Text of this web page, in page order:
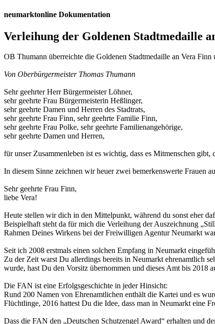
neumarktonline Dokumentation
Verleihung der Goldenen Stadtmedaille
OB Thumann überreichte die Goldenen Stadtmedaille an Vera Finn
Von Oberbürgermeister Thomas Thumann
Sehr geehrter Herr Bürgermeister Löhner,
sehr geehrte Frau Bürgermeisterin Heßlinger,
sehr geehrte Damen und Herren des Stadtrats,
sehr geehrte Frau Finn, sehr geehrte Familie Finn,
sehr geehrte Frau Polke, sehr geehrte Familienangehörige,
sehr geehrte Damen und Herren,
für unser Zusammenleben ist es wichtig, dass es Mitmenschen
In diesem Sinne zeichnen wir heuer zwei bemerkenswerte Frauen
Sehr geehrte Frau Finn,
liebe Vera!
Heute stellen wir dich in den Mittelpunkt, während du sonst eher
Beispielhaft steht da für mich die Verleihung der Auszeichnung
Rahmen Deines Wirkens bei der Freiwilligen Agentur Neumarkt
Seit ich 2008 erstmals einen solchen Empfang in Neumarkt
Zu der Zeit warst Du allerdings bereits in Neumarkt ehrenamtlich
wurde, hast Du den Vorsitz übernommen und dieses Amt bis 2018
Die FAN ist eine Erfolgsgeschichte in jeder Hinsicht:
Rund 200 Namen von Ehrenamtlichen enthält die Kartei und es
Flüchtlinge, 2016 hattest Du die Idee, dass man in Neumarkt eine
Dass die FAN den „Deutschen Schutzengel Award“ erhalten und